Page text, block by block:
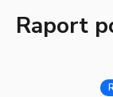
Raport